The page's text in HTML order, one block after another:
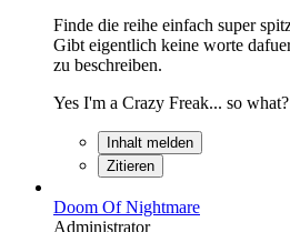
Finde die reihe einfach super
Gibt eigentlich keine worte
zu beschreiben.
Yes I'm a Crazy Freak... so what?
Inhalt melden
Zitieren
Doom Of Nightmare
Administrator